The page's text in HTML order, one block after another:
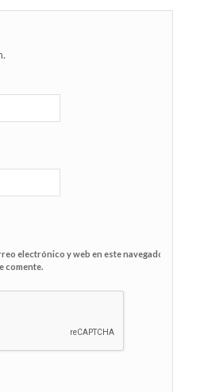
electrónico y web en este navegador
comente.